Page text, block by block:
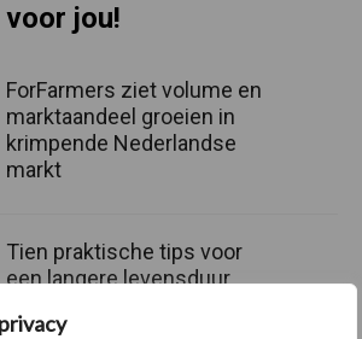
jou!
ForFarmers ziet volume en
marktaandeel groeien in
krimpende Nederlandse
markt
Tien praktische tips voor
een langere levensduur